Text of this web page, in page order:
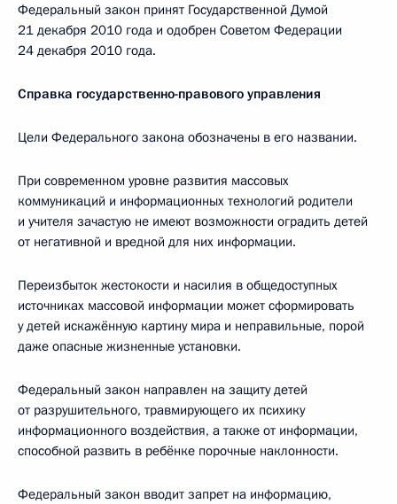
Федеральный закон принят Государственной Думой
21 декабря 2010 года и одобрен Советом Федерации
24 декабря 2010 года.
Справка государственно-правового управления
Цели Федерального закона обозначены в его названии.
При современном уровне развития массовых
коммуникаций и информационных технологий родители
и учителя зачастую не имеют возможности оградить детей
от негативной и вредной для них информации.
Переизбыток жестокости и насилия в общедоступных
источниках массовой информации может сформировать
у детей искажённую картину мира и неправильные, порой
даже опасные жизненные установки.
Федеральный закон направлен на защиту детей
от разрушительного, травмирующего их психику
информационного воздействия, а также от информации,
способной развить в ребёнке порочные наклонности.
Федеральный закон вводит запрет на информацию,